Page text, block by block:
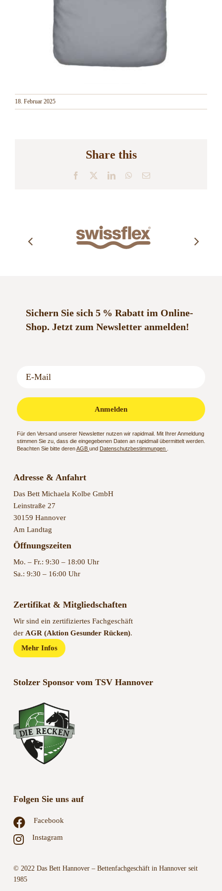
18. Februar 2025
Share this
Facebook LinkedInWhatsApp
E-
Sichern Sie sich 5 % Rabatt im Online-
Shop. Jetzt zum Newsletter anmelden!
Anmelden
Für den Versand unserer Newsletter nutzen wir rapidmail. Mit Ihrer Anmeldung
stimmen Sie zu, dass die eingegebenen Daten an rapidmail übermittelt werden.
Beachten Sie bitte derenAGB und Datenschutzbestimmungen
Adresse & Anfahrt
Das Bett Michaela Kolbe GmbH
Leinstraße 27
30159 Hannover
Am Landtag
Öffnungszeiten
Mo. – Fr.: 9:30 – 18:00 Uhr
Sa.: 9:30 – 16:00 Uhr
Zertifikat & Mitgliedschaften
Wir sind ein zertifiziertes Fachgeschäft
der AGR (Aktion Gesunder Rücken).
Mehr Infos
Stolzer Sponsor vom TSV Hannover
Folgen Sie uns auf
Facebook
Instagram
© 2022 Das Bett Hannover – Bettenfachgeschäft in Hannover seit
1985